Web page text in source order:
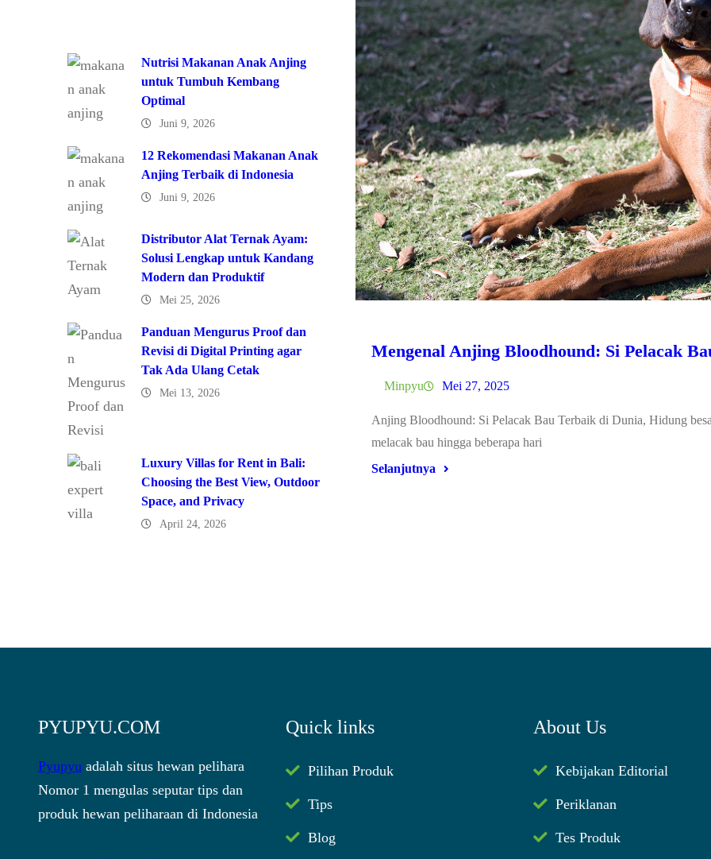
Nutrisi Makanan Anak Anjing
untuk Tumbuh Kembang
Optimal
Juni 9, 2026
12 Rekomendasi Makanan Anak
Anjing Terbaik di Indonesia
Juni 9, 2026
Distributor Alat Ternak Ayam:
Solusi Lengkap untuk Kandang
Modern dan Produktif
Mei 25, 2026
Panduan Mengurus Proof dan
Revisi di Digital Printing agar
Tak Ada Ulang Cetak
Mei 13, 2026
Luxury Villas for Rent in Bali:
Choosing the Best View, Outdoor
Space, and Privacy
April 24, 2026
Mengenal Anjing Bloodhound: Si Pelacak
Minpyu Mei 27, 2025
Anjing Bloodhound: Si Pelacak Bau Terbaik di Dunia, Hidung
melacak bau hingga beberapa hari
Selanjutnya
PYUPYU.COM
Pyupyu adalah situs hewan pelihara
Nomor 1 mengulas seputar tips dan
produk hewan peliharaan di Indonesia
Quick links
Pilihan Produk
Tips
Blog
About Us
Kebijakan Editorial
Periklanan
Tes Produk